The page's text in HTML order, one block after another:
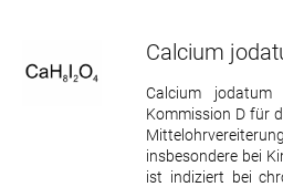
Calcium
Calcium
Kommission D für
insbesondere bei
ist indiziert bei